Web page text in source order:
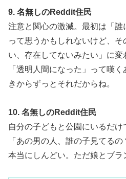
9. 名無しのReddit住民
注意と関心の激減。最初は「誰
って思うかもしれないけど、
い、存在してないみたい」に
「透明人間になった」って嘆
きからずっとそれだからね。
10. 名無しのReddit住民
自分の子どもと公園にいるだけ
「あの男の人、誰の子見てる
本当にしんどい。ただ娘とブラ